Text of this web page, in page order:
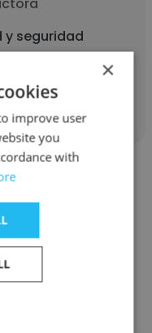
y seguridad
seguridad
×
improve user
you
with